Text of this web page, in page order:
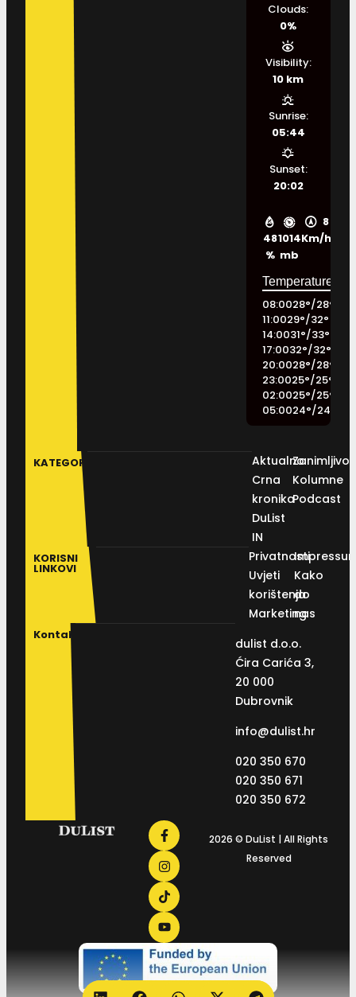
48
%
1014
mb
8
Km/h
Clouds:
0%
Visibility:
10 km
Sunrise:
05:44
Sunset:
20:02
08:0028°/28°
11:0029°/32°
14:0031°/33°
17:0032°/32°
20:0028°/28°
23:0025°/25°
02:0025°/25°
05:0024°/24
KATEGORIJE
Aktualno
Crna
kronika
DuList
IN
Kolumne
Podcast
KORISNI
LINKOVI
Privatnosti
Uvjeti
korištenja
Marketing
Kako
do
nas
Kontakt
dulist d.o.o.
Ćira Carića 3,
20 000
Dubrovnik
info@dulist.hr
020 350 670
020 350 671
020 350 672
2026 © DuList | All Rights
Reserved